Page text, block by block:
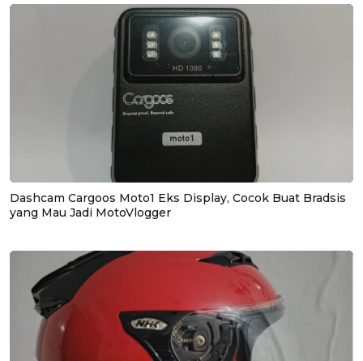
Dashcam Cargoos Moto1 Eks Display, Cocok Buat Bradsis
yang Mau Jadi MotoVlogger